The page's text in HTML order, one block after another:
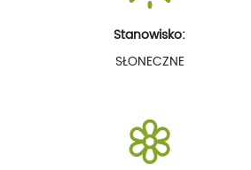
Stanowisko:
SŁONECZNE